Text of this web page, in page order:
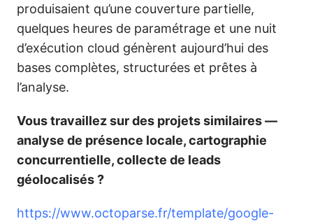
produisaient qu’une couverture partielle,
quelques heures de paramétrage et une nuit
d’exécution cloud génèrent aujourd’hui des
bases complètes, structurées et prêtes à
l’analyse.
Vous travaillez sur des projets similaires —
analyse de présence locale, cartographie
concurrentielle, collecte de leads
géolocalisés ?
https://www.octoparse.fr/template/google-